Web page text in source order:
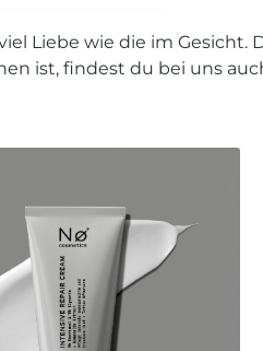
Liebe wie die im Gesicht.
ist, findest du bei uns